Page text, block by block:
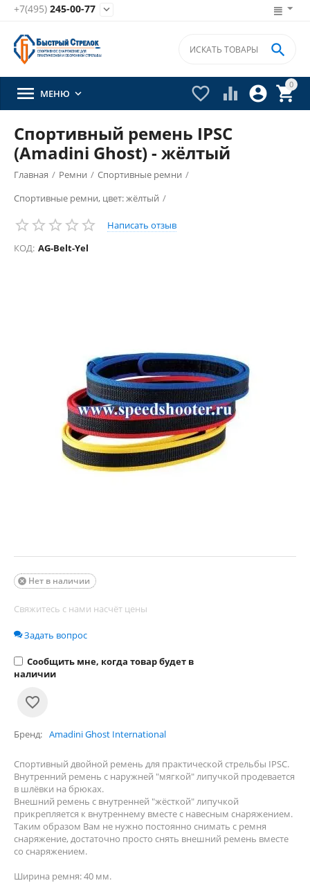
+7(495) 245-00-77 
0


 

 МЕНЮ 
Спортивный ремень IPSC
(Amadini Ghost) - жёлтый
Главная / Ремни / Спортивные ремни /
Спортивные ремни, цвет: жёлтый /
Написать отзыв
КОД: AG-Belt-Yel
Нет в наличии

Свяжитесь с нами насчёт цены
Задать вопрос
Сообщить мне, когда товар будет в
наличии
Бренд Amadini Ghost International
Спортивный двойной ремень для практической стрельбы IPSC.
Внутренний ремень с наружней "мягкой" липучкой продевается
в шлёвки на брюках.
Внешний ремень с внутренней "жёсткой" липучкой
прикрепляется к внутреннему вместе с навесным снаряжением.
Таким образом Вам не нужно постоянно снимать с ремня
снаряжение, достаточно просто снять внешний ремень вместе
со снаряжением.
Ширина ремня: 40 мм.